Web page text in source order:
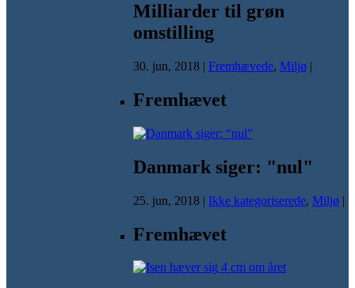
Milliarder til grøn
omstilling
30. jun, 2018 | Fremhævede, Miljø |
Fremhævet
Danmark siger: "nul"
25. jun, 2018 | Ikke kategoriserede, Miljø |
Fremhævet